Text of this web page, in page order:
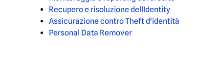
Recupero e risoluzione dellIdentity
Assicurazione contro Theft d'identità
Personal Data Remover